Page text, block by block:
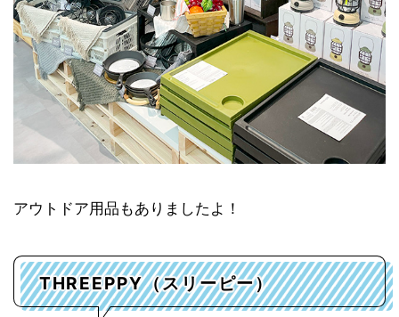
アウトドア用品もありましたよ！
THREEPPY（スリーピー）